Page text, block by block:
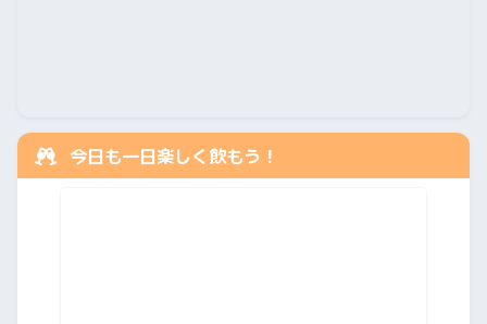
今日も一日楽しく飲もう！